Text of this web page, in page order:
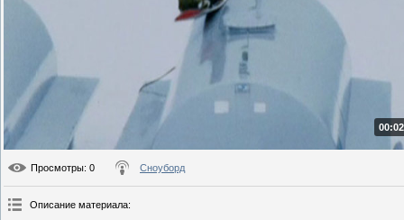
Просмотры: 0 Сноуборд
Описание материала: